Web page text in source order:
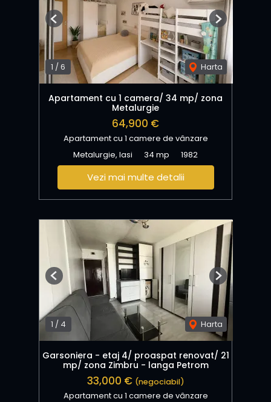
1 / 6 Harta
Previous Next
Apartament cu 1 camera/ 34 mp/ zona
Metalurgie
64,900 €
Apartament cu 1 camere de vânzare
Metalurgie, Iasi
34 mp 1982
Vezi mai multe detalii
1 / 4 Harta
Previous Next
Garsoniera - etaj 4/ proaspat renovat/ 21
mp/ zona Zimbru - langa Petrom
33,000 € (negociabil)
Apartament cu 1 camere de vânzare